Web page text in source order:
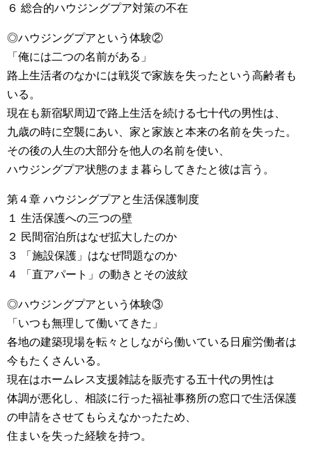
６ 総合的ハウジングプア対策の不在
◎ハウジングプアという体験②
「俺には二つの名前がある」
路上生活者のなかには戦災で家族を失ったという高齢者も
いる。
現在も新宿駅周辺で路上生活を続ける七十代の男性は、
九歳の時に空襲にあい、家と家族と本来の名前を失った。
その後の人生の大部分を他人の名前を使い、
ハウジングプア状態のまま暮らしてきたと彼は言う。
第４章 ハウジングプアと生活保護制度
１ 生活保護への三つの壁
２ 民間宿泊所はなぜ拡大したのか
３ 「施設保護」はなぜ問題なのか
４ 「直アパート」の動きとその波紋
◎ハウジングプアという体験③
「いつも無理して働いてきた」
各地の建築現場を転々としながら働いている日雇労働者は
今もたくさんいる。
現在はホームレス支援雑誌を販売する五十代の男性は
体調が悪化し、相談に行った福祉事務所の窓口で生活保護
の申請をさせてもらえなかったため、
住まいを失った経験を持つ。